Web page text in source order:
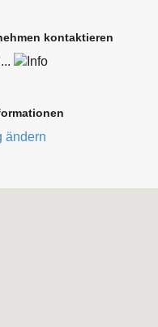
kontaktieren
ändern